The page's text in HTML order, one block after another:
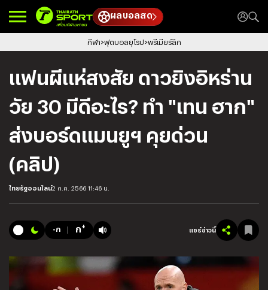
ผลบอลสด
กีฬา ฟุตบอลยุโรป พรีเมียร์ลีก
แฟนผีแห่สงสัย ดาวยิงอิหร่าน
วัย 30 มีดีอะไร? ทำ "เทน ฮาก"
ส่งบอร์ดแมนยูฯ คุยด่วน
(คลิป)
ไทยรัฐออนไลน์2 ก.ค. 2566 11:46 น.
-ก ก+ แชร์ข่าวนี้